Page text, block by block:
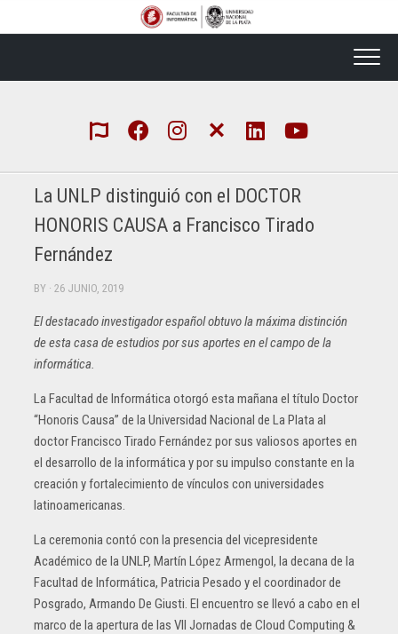
La UNLP distinguió con el DOCTOR
HONORIS CAUSA a Francisco Tirado
Fernández
BY · 26 JUNIO, 2019
El destacado investigador español obtuvo la máxima distinción
de esta casa de estudios por sus aportes en el campo de la
informática.
La Facultad de Informática otorgó esta mañana el título Doctor
“Honoris Causa” de la Universidad Nacional de La Plata al
doctor Francisco Tirado Fernández por sus valiosos aportes en
el desarrollo de la informática y por su impulso constante en la
creación y fortalecimiento de vínculos con universidades
latinoamericanas.
La ceremonia contó con la presencia del vicepresidente
Académico de la UNLP, Martín López Armengol, la decana de la
Facultad de Informática, Patricia Pesado y el coordinador de
Posgrado, Armando De Giusti. El encuentro se llevó a cabo en el
marco de la apertura de las VII Jornadas de Cloud Computing &